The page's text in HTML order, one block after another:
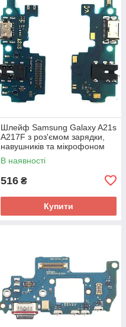
Шлейф Samsung Galaxy A21s
A217F з роз'ємом зарядки,
навушників та мікрофоном
Оригінал - нижня плата
В наявності
516 ₴
Купити